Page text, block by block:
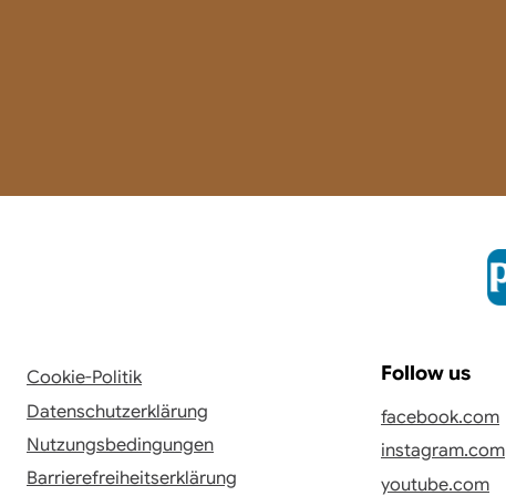
Cookie-Politik
Datenschutzerklärung
Nutzungsbedingungen
Barrierefreiheitserklärung
Follow us
facebook.com
instagram.com
youtube.com